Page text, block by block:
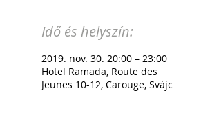
Idő és helyszín:
2019. nov. 30. 20:00 – 23:00
Hotel Ramada, Route des
Jeunes 10-12, Carouge, Svájc